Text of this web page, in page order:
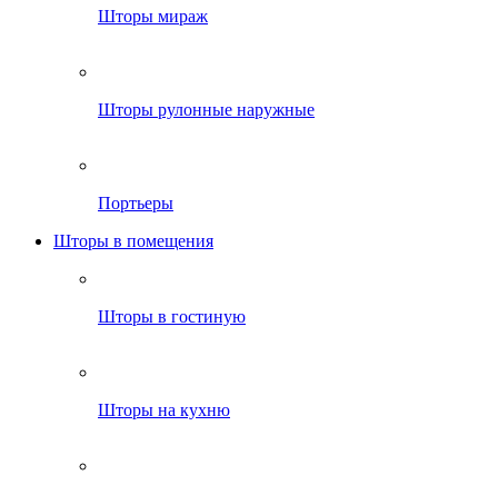
Шторы мираж
Шторы рулонные наружные
Портьеры
Шторы в помещения
Шторы в гостиную
Шторы на кухню